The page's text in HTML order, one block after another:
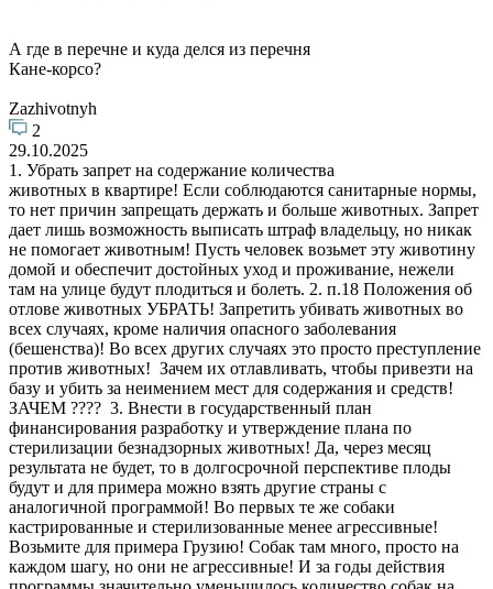
А где в перечне и куда делся из перечня
Кане-корсо?
Zazhivotnyh
2
29.10.2025
1. Убрать запрет на содержание количества
животных в квартире! Если соблюдаются санитарные нормы,
то нет причин запрещать держать и больше животных. Запрет
дает лишь возможность выписать штраф владельцу, но никак
не помогает животным! Пусть человек возьмет эту животину
домой и обеспечит достойных уход и проживание, нежели
там на улице будут плодиться и болеть. 2. п.18 Положения об
отлове животных УБРАТЬ! Запретить убивать животных во
всех случаях, кроме наличия опасного заболевания
(бешенства)! Во всех других случаях это просто преступление
против животных! Зачем их отлавливать, чтобы привезти на
базу и убить за неимением мест для содержания и средств!
ЗАЧЕМ ???? 3. Внести в государственный план
финансирования разработку и утверждение плана по
стерилизации безнадзорных животных! Да, через месяц
результата не будет, то в долгосрочной перспективе плоды
будут и для примера можно взять другие страны с
аналогичной программой! Во первых те же собаки
кастрированные и стерилизованные менее агрессивные!
Возьмите для примера Грузию! Собак там много, просто на
каждом шагу, но они не агрессивные! И за годы действия